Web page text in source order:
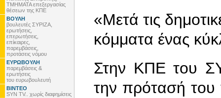
ΤΜΗΜΑΤΑ επεξεργασίας
θέσεων της ΚΠΕ
ΒΟΥΛΗ
βουλευτές ΣΥΡΙΖΑ,
ερωτήσεις,
επερωτήσεις,
επίκαιρες,
παρεμβάσεις,
προτάσεις νόμου
ΕΥΡΩΒΟΥΛΗ
παρεμβάσεις &
ερωτήσεις
του ευρωβουλευτή
ΒΙΝΤΕΟ
SYN TV.. χωρίς διαφημίσεις
«Μετά τις
κόμματα ένας
Στην ΚΠΕ του
την πρότασή του